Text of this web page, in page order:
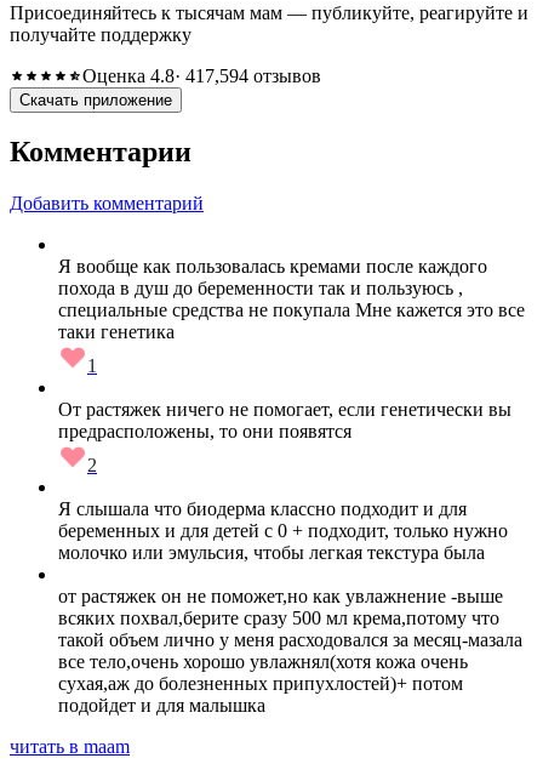
Присоединяйтесь к тысячам мам — публикуйте, реагируйте и
получайте поддержку
Оценка 4.8· 417,594 отзывов
Скачать приложение
Комментарии
Добавить комментарий
Я вообще как пользовалась кремами после каждого
похода в душ до беременности так и пользуюсь ,
специальные средства не покупала Мне кажется это все
таки генетика
1
От растяжек ничего не помогает, если генетически вы
предрасположены, то они появятся
2
Я слышала что биодерма классно подходит и для
беременных и для детей с 0 + подходит, только нужно
молочко или эмульсия, чтобы легкая текстура была
от растяжек он не поможет,но как увлажнение -выше
всяких похвал,берите сразу 500 мл крема,потому что
такой объем лично у меня расходовался за месяц-мазала
все тело,очень хорошо увлажнял(хотя кожа очень
сухая,аж до болезненных припухлостей)+ потом
подойдет и для малышка
читать в maam